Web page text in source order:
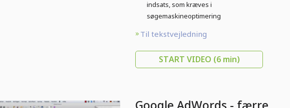
indsats, som kræves i
søgemaskineoptimering
Til tekstvejledning
START VIDEO (6 min)